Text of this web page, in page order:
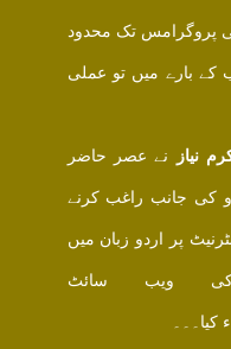
پروگرامس تک محدود
کے بارے میں تو عملی
نیاز نے عصر حاضر
کی جانب راغب کرنے
پر اردو زبان میں
کی ویب سائٹ